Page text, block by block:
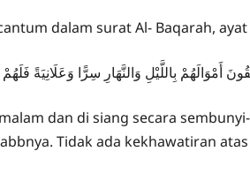
dalam surat Al- Baqarah, ayat
أَمْوَالَهُمْ بِاللَّيْلِ وَالنَّهَارِ سِرًّا وَعَلَانِيَةً
dan di siang secara
Tidak ada kekhawatiran